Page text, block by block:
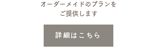
オーダーメイドのプランを
​ご提供します
詳細はこちら